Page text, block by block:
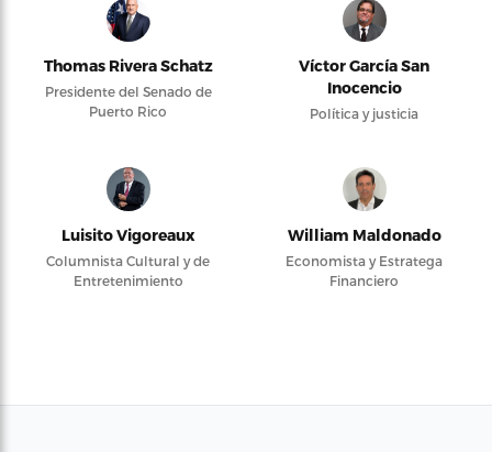
Thomas Rivera Schatz
Presidente del Senado de
Puerto Rico
Víctor García San
Inocencio
Política y justicia
Luisito Vigoreaux
Columnista Cultural y de
Entretenimiento
William Maldonado
Economista y Estratega
Financiero